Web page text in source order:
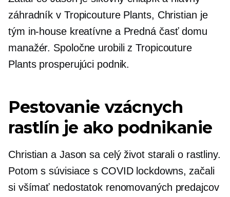
záhradník v Tropicouture Plants, Christian je
tým in-housekreatívne a Predná časť domu
manažér. Spoločne urobili z Tropicouture
Plants prosperujúci podnik.
Pestovanie vzácnych
rastlín je ako podnikanie
Christian a Jason sa celý život starali o rastliny.
Potom ssúvisiace s COVIDlockdowns, začali
si všímať nedostatok renomovaných predajcov